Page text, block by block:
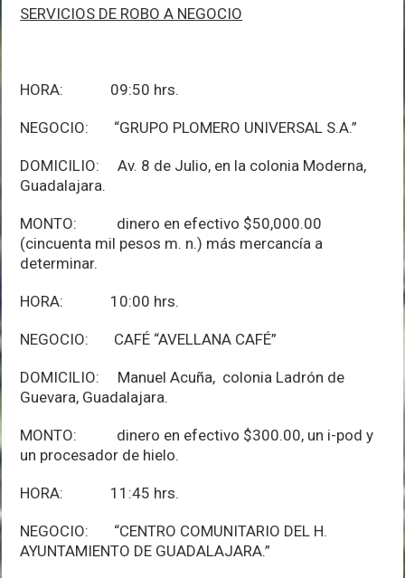
SERVICIOS DE ROBO A NEGOCIO
HORA: 09:50 hrs.
NEGOCIO: “GRUPO PLOMERO UNIVERSAL S.A.”
DOMICILIO: Av. 8 de Julio, en la colonia Moderna,
Guadalajara.
MONTO: dinero en efectivo $50,000.00
(cincuenta mil pesos m. n.) más mercancía a
determinar.
HORA: 10:00 hrs.
NEGOCIO: CAFÉ “AVELLANA CAFÉ”
DOMICILIO: Manuel Acuña, colonia Ladrón de
Guevara, Guadalajara.
MONTO: dinero en efectivo $300.00, un i-pod y
un procesador de hielo.
HORA: 11:45 hrs.
NEGOCIO: “CENTRO COMUNITARIO DEL H.
AYUNTAMIENTO DE GUADALAJARA.”